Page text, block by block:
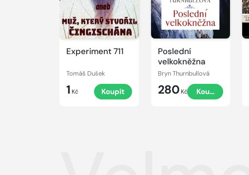
Experiment 711
Tomáš Dušek
1 Kč Koupit
Poslední
velkokněžna
Bryn Thurnbullová
280 Kč Koupit